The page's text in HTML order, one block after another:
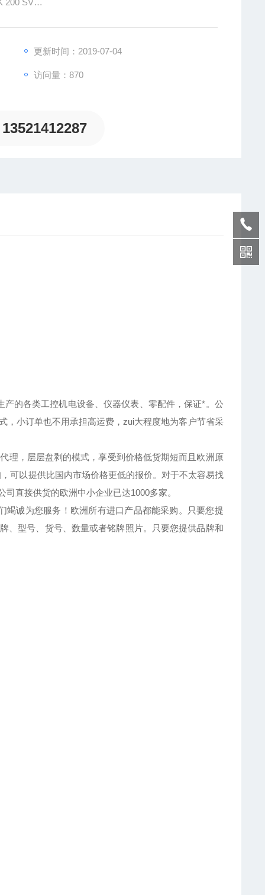
200 SV
更新时间：2019-07-04
访问量：870
13521412287
的各类工控机电设备、仪器仪表、零配件，保证*。公
，小订单也不用承担高运费，zui大程度地为客户节省采
，层层盘剥的模式，享受到价格低货期短而且欧洲原
可以提供比国内市场价格更低的报价。对于不太容易找
直接供货的欧洲中小企业已达1000多家。
诚为您服务！欧洲所有进口产品都能采购。只要您提
、型号、货号、数量或者铭牌照片。只要您提供品牌和